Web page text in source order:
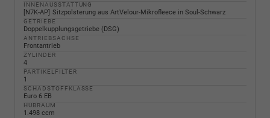
INNENAUSSTATTUNG
N7K-AP Sitzpolsterung aus ArtVelour-Mikrofleece in Soul-Schwarz
GETRIEBE
Doppelkupplungsgetriebe (DSG)
ANTRIEBSACHSE
Frontantrieb
ZYLINDER
4
PARTIKELFILTER
1
SCHADSTOFFKLASSE
Euro 6 EB
HUBRAUM
1.498 ccm